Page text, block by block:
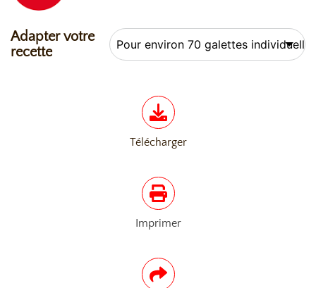
Adapter votre
recette
Télécharger
Imprimer